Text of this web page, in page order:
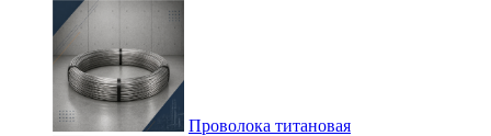
Проволока титановая